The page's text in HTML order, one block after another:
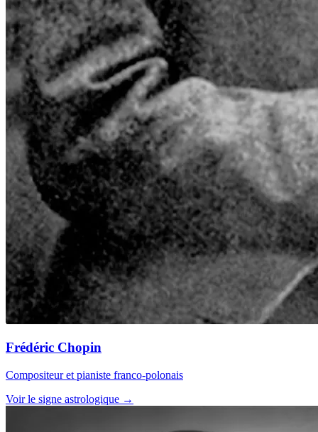
Frédéric Chopin
Compositeur et pianiste franco-polonais
Voir le signe astrologique →